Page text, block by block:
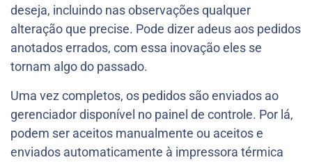
deseja, incluindo nas observações qualquer
alteração que precise. Pode dizer adeus aos pedidos
anotados errados, com essa inovação eles se
tornam algo do passado.
Uma vez completos, os pedidos são enviados ao
gerenciador disponível no painel de controle. Por lá,
podem ser aceitos manualmente ou aceitos e
enviados automaticamente à impressora térmica